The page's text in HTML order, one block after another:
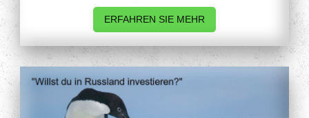
ERFAHREN SIE MEHR